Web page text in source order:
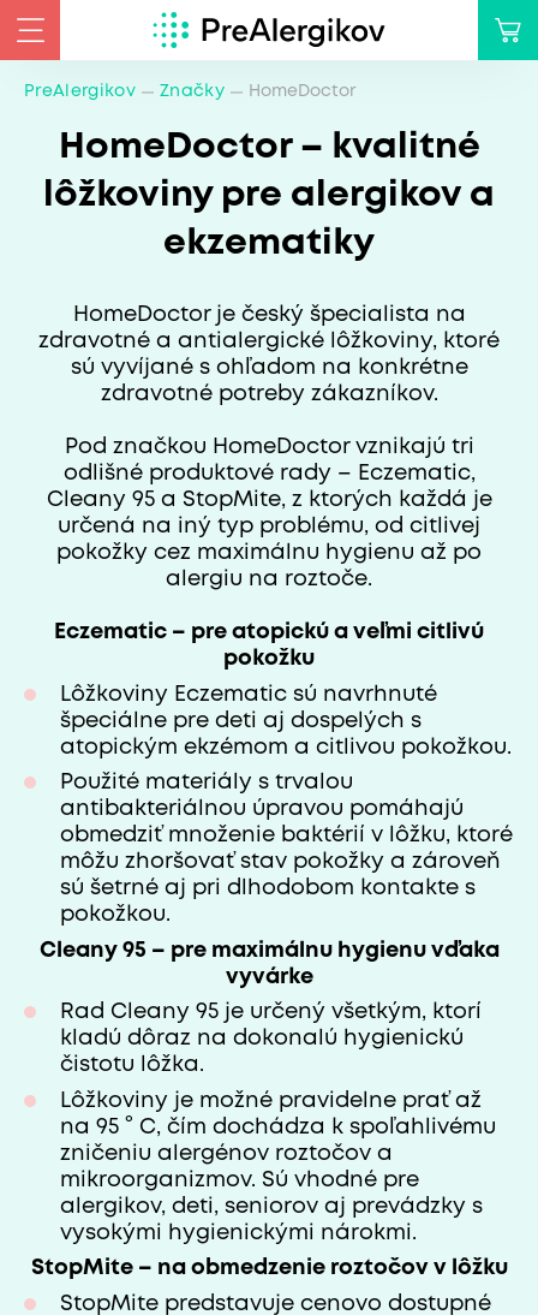
PreAlergikov Značky HomeDoctor
HomeDoctor – kvalitné
lôžkoviny pre alergikov a
ekzematiky
HomeDoctor je český špecialista na
zdravotné a antialergické lôžkoviny, ktoré
sú vyvíjané s ohľadom na konkrétne
zdravotné potreby zákazníkov.
Pod značkou HomeDoctor vznikajú tri
odlišné produktové rady – Eczematic,
Cleany 95 a StopMite, z ktorých každá je
určená na iný typ problému, od citlivej
pokožky cez maximálnu hygienu až po
alergiu na roztoče.
Eczematic – pre atopickú a veľmi citlivú
pokožku
Lôžkoviny Eczematic sú navrhnuté
špeciálne pre deti aj dospelých s
atopickým ekzémom a citlivou pokožkou.
Použité materiály s trvalou
antibakteriálnou úpravou pomáhajú
obmedziť množenie baktérií v lôžku, ktoré
môžu zhoršovať stav pokožky a zároveň
sú šetrné aj pri dlhodobom kontakte s
pokožkou.
Cleany 95 – pre maximálnu hygienu vďaka
vyvárke
Rad Cleany 95 je určený všetkým, ktorí
kladú dôraz na dokonalú hygienickú
čistotu lôžka.
Lôžkoviny je možné pravidelne prať až
na 95 ° C, čím dochádza k spoľahlivému
zničeniu alergénov roztočov a
mikroorganizmov. Sú vhodné pre
alergikov, deti, seniorov aj prevádzky s
vysokými hygienickými nárokmi.
StopMite – na obmedzenie roztočov v lôžku
StopMite predstavuje cenovo dostupné